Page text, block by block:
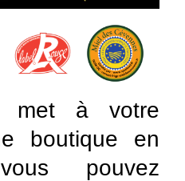
met à votre
boutique en
pouvez